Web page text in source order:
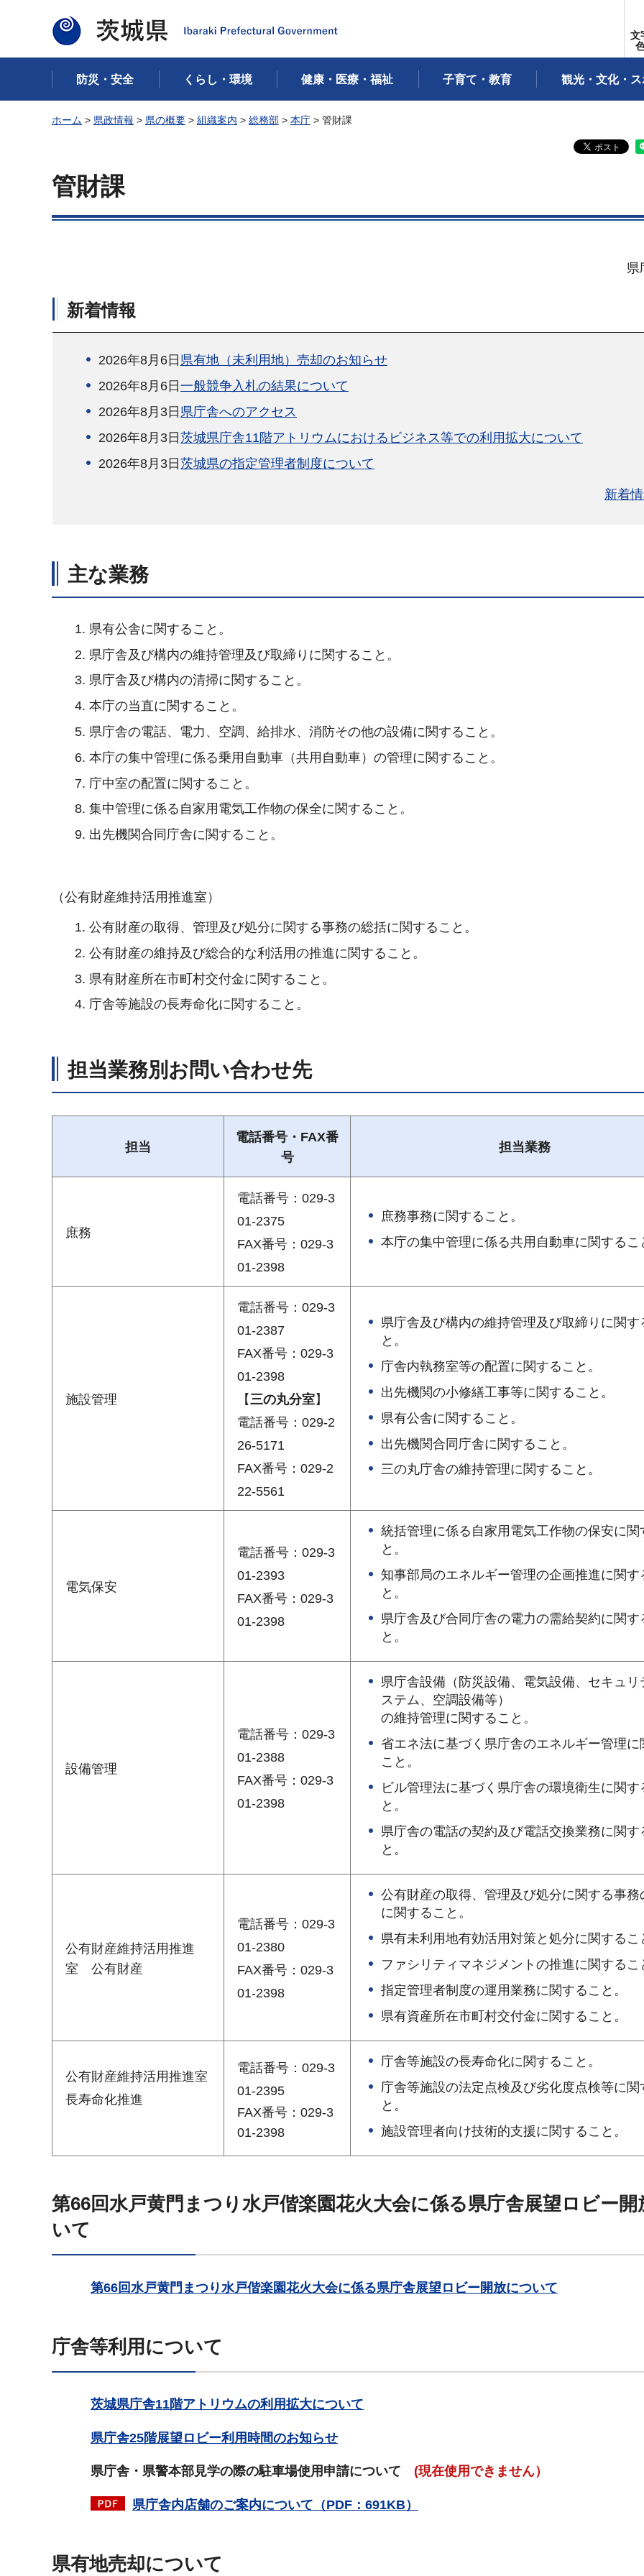
茨城県
文
防災・安全 くらし・環境 健康・医療・福祉 子育て・教育 観光・文化・
ホーム > 県政情報 > 県の概要 > 組織案内 > 総務部 > 本庁 > 管財課
管財課
県
新着情報
2026年8月6日 県有地（未利用地）売却のお知らせ
2026年8月6日 一般競争入札の結果について
2026年8月3日 県庁舎へのアクセス
2026年8月3日茨城県庁舎11階アトリウムにおけるビジネス等での利用拡大について
2026年8月3日茨城県の指定管理者制度について
新着
主な業務
県有公舎に関すること。
県庁舎及び構内の維持管理及び取締りに関すること。
県庁舎及び構内の清掃に関すること。
本庁の当直に関すること。
県庁舎の電話、電力、空調、給排水、消防その他の設備に関すること。
本庁の集中管理に係る乗用自動車（共用自動車）の管理に関すること。
庁中室の配置に関すること。
集中管理に係る自家用電気工作物の保全に関すること。
出先機関合同庁舎に関すること。
（公有財産維持活用推進室）
公有財産の取得、管理及び処分に関する事務の総括に関すること。
公有財産の維持及び総合的な利活用の推進に関すること。
県有財産所在市町村交付金に関すること。
庁舎等施設の長寿命化に関すること。
担当業務別お問い合わせ先
担当
電話番号・FAX番
号
担当業務
庶務
電話番号：029-3
01-2375
FAX番号：029-3
01-2398
庶務事務に関すること。
本庁の集中管理に係る共用自動車に関するこ
施設管理
電話番号：029-3
01-2387
FAX番号：029-3
01-2398
【 三の丸分室】
電話番号：029-2
26-5171
FAX番号：029-2
22-5561
県庁舎及び構内の維持管理及び取締りに関す
と。
庁舎内執務室等の配置に関すること。
出先機関の小修繕工事等に関すること。
県有公舎に関すること。
出先機関合同庁舎に関すること。
三の丸庁舎の維持管理に関すること。
電気保安
電話番号：029-3
01-2393
FAX番号：029-3
01-2398
統括管理に係る自家用電気工作物の保安に関
と。
知事部局のエネルギー管理の企画推進に関す
と。
県庁舎及び合同庁舎の電力の需給契約に関す
と。
設備管理
電話番号：029-3
01-2388
FAX番号：029-3
01-2398
県庁舎設備（防災設備、電気設備、セキュリ
ステム、空調設備等）
の維持管理に関すること。
省エネ法に基づく県庁舎のエネルギー管理に
こと。
ビル管理法に基づく県庁舎の環境衛生に関す
と。
県庁舎の電話の契約及び電話交換業務に関す
と。
公有財産維持活用推進
室 公有財産
電話番号：029-3
01-2380
FAX番号：029-3
01-2398
公有財産の取得、管理及び処分に関する事務
に関すること。
県有未利用地有効活用対策と処分に関するこ
ファシリティマネジメントの推進に関するこ
指定管理者制度の運用業務に関すること。
県有資産所在市町村交付金に関すること。
公有財産維持活用推進室
長寿命化推進
電話番号：029-3
01-2395
FAX番号：029-3
01-2398
庁舎等施設の長寿命化に関すること。
庁舎等施設の法定点検及び劣化度点検等に関
と。
施設管理者向け技術的支援に関すること。
第66回水戸黄門まつり水戸偕楽園花火大会に係る県庁舎展望ロビー開
いて
第66回水戸黄門まつり水戸偕楽園花火大会に係る県庁舎展望ロビー開放について
庁舎等利用について
茨城県庁舎11階アトリウムの利用拡大について
県庁舎25階展望ロビー利用時間のお知らせ
県庁舎・県警本部見学の際の駐車場使用申請について (現在使用できません）
県庁舎内店舗のご案内について（PDF：691KB）
県有地売却について